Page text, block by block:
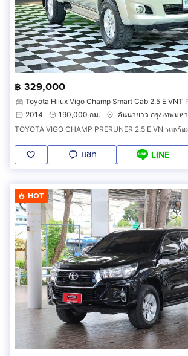
฿ 329,000
Toyota Hilux Vigo Champ Smart Cab 2.5 E VNT
2014
190,000 กม.
คันนายาว กรุงเทพมห
แชท LINE
HOT